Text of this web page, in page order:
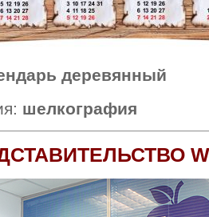
деревянный
шелкография